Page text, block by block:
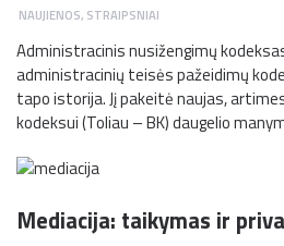
NAUJIENOS, STRAIPSNIAI
Administracinis nusižengimų
administracinių teisės pažeidimų
tapo istorija. Jį pakeitė naujas,
kodeksui (Toliau – BK) daugelio
Mediacija: taikymas ir